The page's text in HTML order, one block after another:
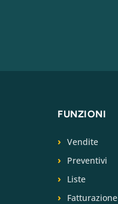
FUNZIONI
Vendite
Preventivi
Liste
Fatturazione